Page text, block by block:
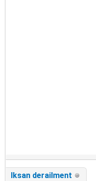
Iksan derailment